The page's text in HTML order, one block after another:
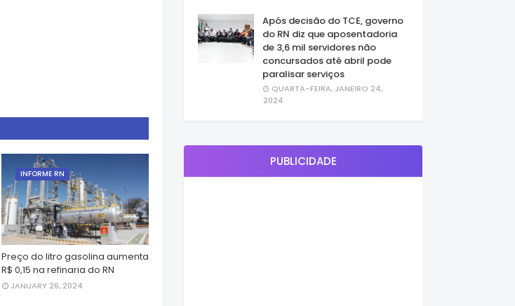
INFORME RN
Preço do litro gasolina aumenta
R$ 0,15 na refinaria do RN
JANUARY 26, 2024
Após decisão do TCE, governo
do RN diz que aposentadoria
de 3,6 mil servidores não
concursados até abril pode
paralisar serviços
QUARTA-FEIRA, JANEIRO 24,
2024
PUBLICIDADE